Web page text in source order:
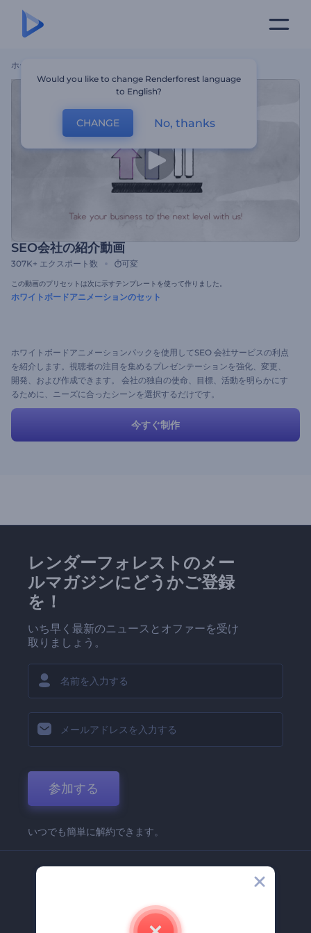
ホーム
SEO会社の紹介動画
307K+ エクスポート数 可変
この動画のプリセットは次に示すテンプレートを使って作りました。
ホワイトボードアニメーションのセット
ホワイトボードアニメーションパックを使用してSEO 会社サービスの利点
を紹介します。視聴者の注目を集めるプレゼンテーションを強化、変更、
開発、および作成できます。 会社の独自の使命、目標、活動を明らかにす
るために、ニーズに合ったシーンを選択するだけです。
今すぐ制作
レンダーフォレストのメー
ルマガジンにどうかご登録
を！
いち早く最新のニュースとオファーを受け
取りましょう。
参加する
いつでも簡単に解約できます。
Renderforest 企業情報
お問い合わせ
Would you like to change Renderforest language
to English?
CHANGE No, thanks